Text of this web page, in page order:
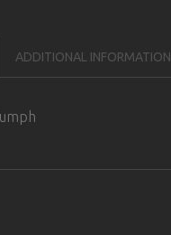
ADDITIONAL INFORMATION